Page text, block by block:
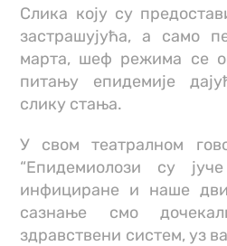
Слика коју су
застрашујућа, а само
марта, шеф режима се
питању епидемије
слику стања.
У свом театралном
“Епидемиолози су
инфициране и наше
сазнање смо
здравствени систем, уз